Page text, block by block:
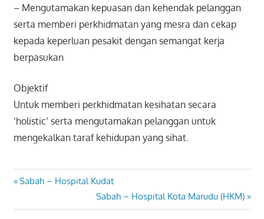
– Mengutamakan kepuasan dan kehendak pelanggan
serta memberi perkhidmatan yang mesra dan cekap
kepada keperluan pesakit dengan semangat kerja
berpasukan
Objektif
Untuk memberi perkhidmatan kesihatan secara
‘holistic’ serta mengutamakan pelanggan untuk
mengekalkan taraf kehidupan yang sihat.
Post
navigation
Previous
Sabah – Hospital Kudat
Next
Post:
Sabah – Hospital Kota Marudu (HKM)